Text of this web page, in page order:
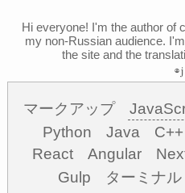
Hi everyone! I'm the author of
my non-Russian audience.
the site and the
マークアップ
Python
Java C++
React
Angular
Gulp
ターミナル